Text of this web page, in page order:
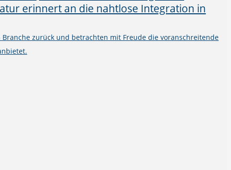
zurück und betrachten mit Freude die voranschreitende